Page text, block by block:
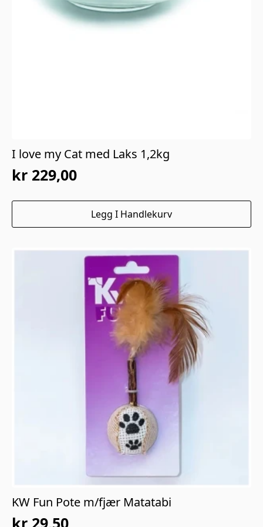
I love my Cat med Laks 1,2kg
kr 229,00
Legg I Handlekurv
KW Fun Pote m/fjær Matatabi
kr 29,50